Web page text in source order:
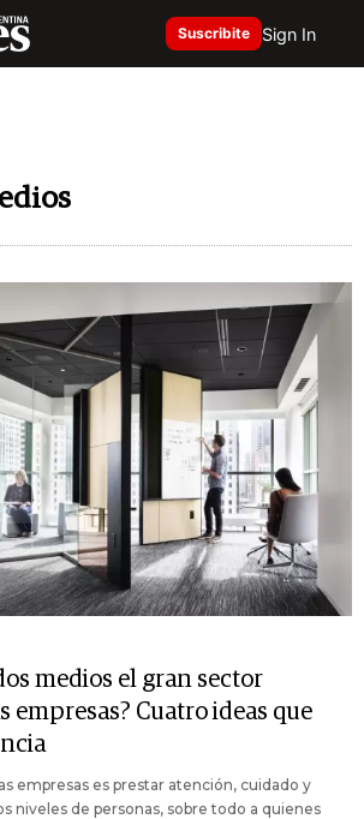
Suscribite Sign In
medios el gran sector
empresas? Cuatro ideas que
empresas es prestar atención, cuidado y
niveles de personas, sobre todo a quienes